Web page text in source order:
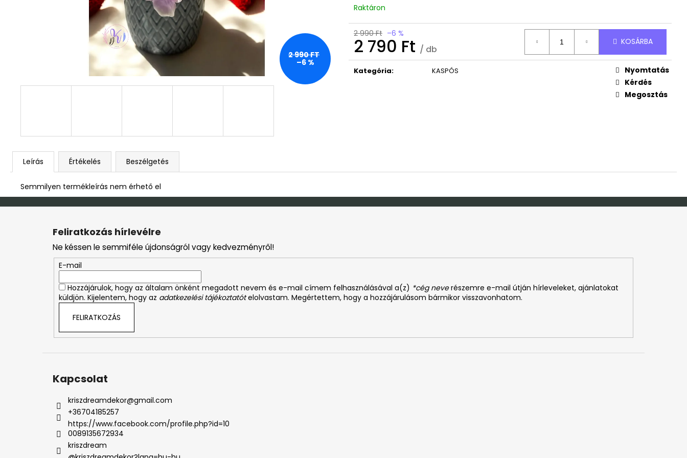
Raktáron
2 990 Ft –6 %
2 790 Ft / db
Egységár:
KOSÁRBA
Kategória: KASPÓS
Nyomtatás
Kérdés
Megosztás
2 990 FT
–6 %
Leírás Értékelés Beszélgetés
Semmilyen termékleírás nem érhető el
DEKOR ORCHIDEA KASPÓBAN KICSI
HALVÁNY ZÖLD
4 790 Ft
OVIS/BÖLCSIS BÚCSÚZTATÓS TÁBLA
9 490 Ft
Korábbi:10 990 Ft Korábbi:4 990 Ft
L
Feliratkozás hírlevélre
Ne késsen le semmiféle újdonságról vagy kedvezményről!
E-mail
Hozzájárulok, hogy az általam önként megadott nevem és e-mail címem felhasználásával a(z) *cég neverészemre e-mail útján hírleveleket, ajánlatokat
küldjön. Kijelentem, hogy az adatkezelési tájékoztatót elolvastam. Megértettem, hogy a hozzájárulásom bármikor visszavonhatom.
FELIRATKOZÁS
Kapcsolat
kriszdreamdekor@gmail.com
+36704185257
https://www.facebook.com/profile.php?id=10
0089135672934
kriszdream